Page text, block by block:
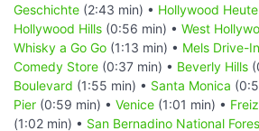
Geschichte (2:43 min) • Hollywood Heute
Hollywood Hills (0:56 min) • West
Whisky a Go Go (1:13 min) • Mels Drive-In
Comedy Store (0:37 min) • Beverly Hills
Boulevard (1:55 min) • Santa Monica
Pier (0:59 min) • Venice (1:01 min) •
(1:02 min) • San Bernadino National